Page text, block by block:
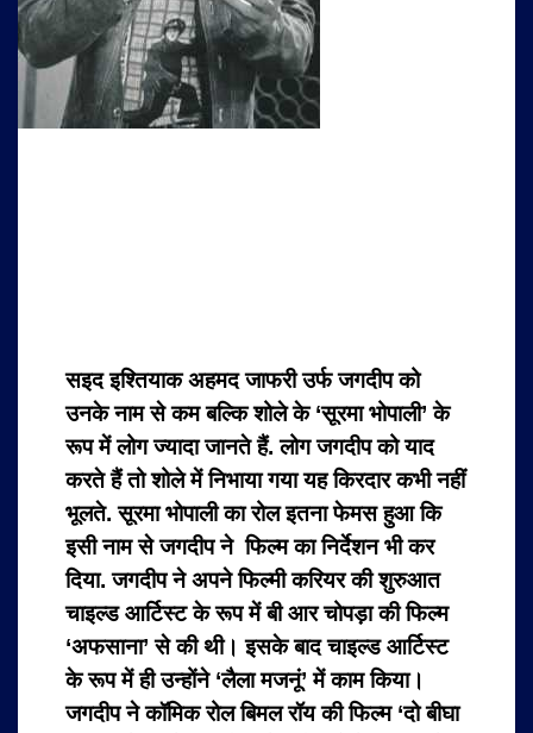
सइद इश्तियाक अहमद जाफरी उर्फ जगदीपको
उनके नाम से कम बल्कि शोले के ‘सूरमा भोपाली’ के
रूप में लोग ज्यादा जानते हैं. लोग जगदीप कोयाद
करते हैं तो शोले में निभाया गया यह किरदार कभी नहीं
भूलते. सूरमा भोपाली का रोल इतना फेमस हुआ कि
इसी नाम से जगदीप ने फिल्म का निर्देशन भी कर
दिया. जगदीप ने अपने फिल्मी करियर की शुरुआत
चाइल्ड आर्टिस्ट के रूप में बी आर चोपड़ा की फिल्म
‘अफसाना’ से की थी। इसके बाद चाइल्ड आर्टिस्ट
के रूप में ही उन्होंने ‘लैला मजनूं’ में काम किया।
जगदीप ने कॉमिक रोल बिमल रॉय की फिल्म ‘दो बीघा